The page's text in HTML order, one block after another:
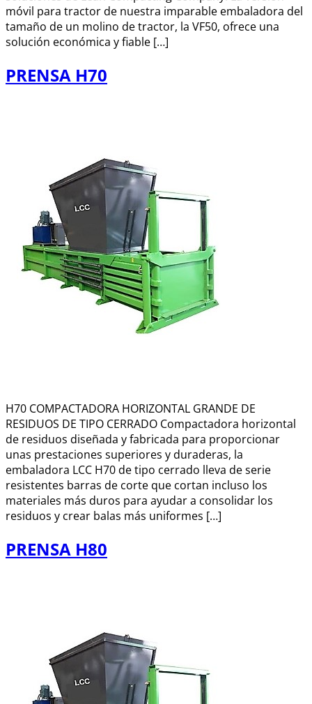
móvil para tractor de nuestra imparable embaladora del
tamaño de un molino de tractor, la VF50, ofrece una
solución económica y fiable […]
PRENSA H70
H70 COMPACTADORA HORIZONTAL GRANDE DE
RESIDUOS DE TIPO CERRADO Compactadora horizontal
de residuos diseñada y fabricada para proporcionar
unas prestaciones superiores y duraderas, la
embaladora LCC H70 de tipo cerrado lleva de serie
resistentes barras de corte que cortan incluso los
materiales más duros para ayudar a consolidar los
residuos y crear balas más uniformes […]
PRENSA H80